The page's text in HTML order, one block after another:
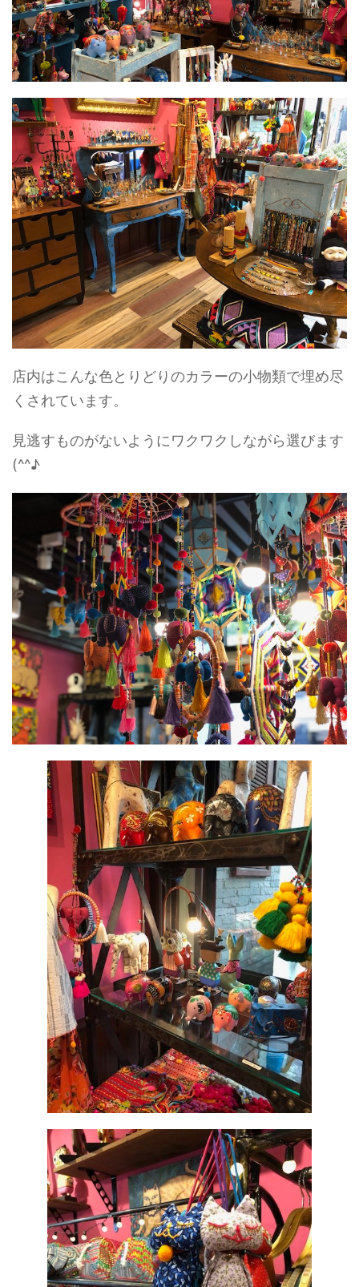
店内はこんな色とりどりのカラーの小物類で埋め尽
くされています。
見逃すものがないようにワクワクしながら選びます
(^^♪